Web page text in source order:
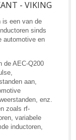
- VIKING
is een van de
sinds
automotive en
de AEC-Q200
aan,
enz.
zoals rf-
variabele
inductoren,